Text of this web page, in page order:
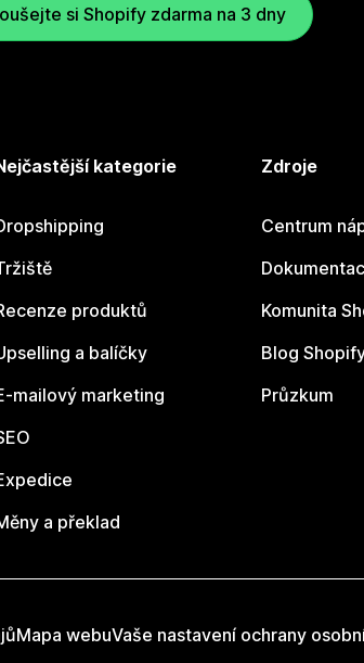
si Shopify zdarma na 3 dny
kategorie
produktů
a balíčky
mailový marketing
a překlad
Zdroje
Centrum
Komunita
Blog
Průzkum
Mapa webuVaše nastavení ochrany